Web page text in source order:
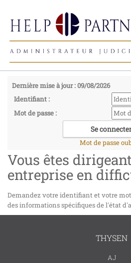
Dernière mise à jour : 09/08/2026
Identifiant :
Mot de passe :
Mot de passe
Vous êtes
entreprise en
Demandez votre identifiant et votre
des informations spécifiques de l'état
THYSEN
AJ